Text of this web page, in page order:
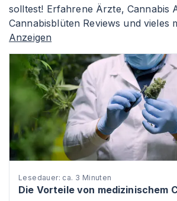
solltest! Erfahrene Ärzte, Cannabis
Cannabisblüten Reviews und vieles
Anzeigen
Lesedauer: ca. 3 Minuten
Die Vorteile von medizinischem